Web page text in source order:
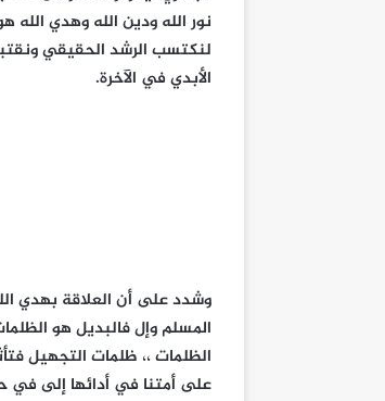
نور الله ودين الله وهدي الله
لنكتسب الرشد الحقيقي
الأبدي في الآخرة.
وشدد على أن العلاقة بهدي
المسلم وإل فالبديل هو
الظلمات ،، ظلمات التجهيل
على أمتنا في أدائها إلى في